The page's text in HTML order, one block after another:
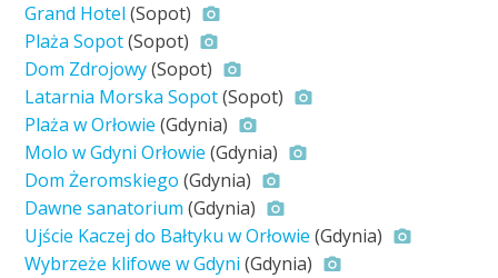
Grand Hotel (Sopot)
Plaża Sopot(Sopot)
Dom Zdrojowy(Sopot)
Latarnia Morska Sopot(Sopot)
Plaża w Orłowie (Gdynia)
Molo w Gdyni Orłowie (Gdynia)
Dom Żeromskiego (Gdynia)
Dawne sanatorium (Gdynia)
Ujście Kaczej do Bałtyku w Orłowie (Gdynia)
Wybrzeże klifowe w Gdyni (Gdynia)